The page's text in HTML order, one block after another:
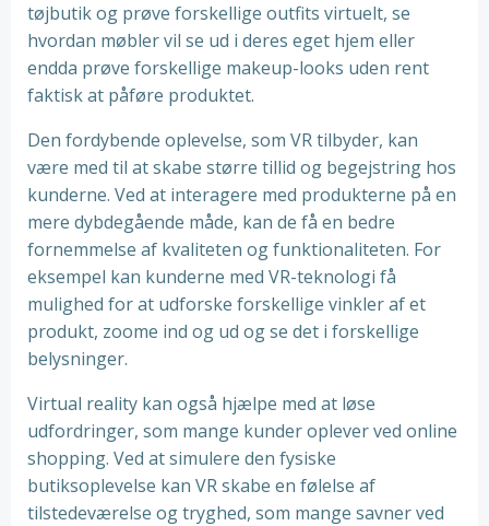
tøjbutik og prøve forskellige outfits virtuelt, se
hvordan møbler vil se ud i deres eget hjem eller
endda prøve forskellige makeup-looks uden rent
faktisk at påføre produktet.
Den fordybende oplevelse, som VR tilbyder, kan
være med til at skabe større tillid og begejstring hos
kunderne. Ved at interagere med produkterne på en
mere dybdegående måde, kan de få en bedre
fornemmelse af kvaliteten og funktionaliteten. For
eksempel kan kunderne med VR-teknologi få
mulighed for at udforske forskellige vinkler af et
produkt, zoome ind og ud og se det i forskellige
belysninger.
Virtual reality kan også hjælpe med at løse
udfordringer, som mange kunder oplever ved online
shopping. Ved at simulere den fysiske
butiksoplevelse kan VR skabe en følelse af
tilstedeværelse og tryghed, som mange savner ved